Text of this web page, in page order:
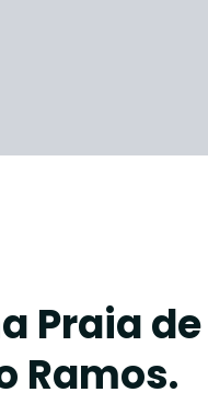
Praia de
Ramos.